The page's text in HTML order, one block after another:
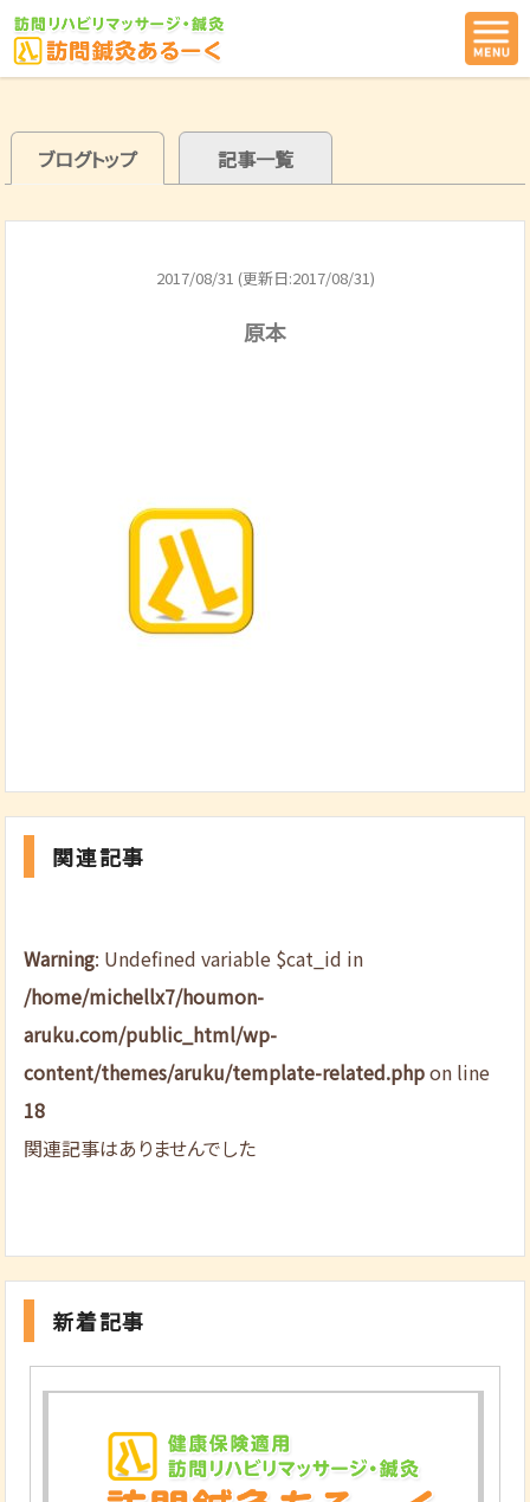
ブログトップ 記事一覧
2017/08/31 (更新日:2017/08/31)
原本
関連記事
Warning: Undefined variable $cat_id in
/home/michellx7/houmon-
aruku.com/public_html/wp-
content/themes/aruku/template-related.phpon line
18
関連記事はありませんでした
新着記事